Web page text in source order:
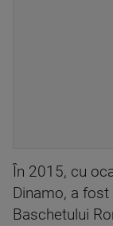
În 2015, cu
Dinamo, a
Baschetului